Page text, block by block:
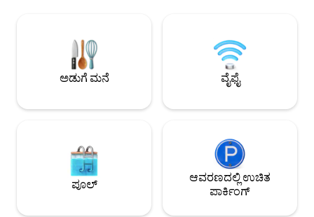
ಸಜ್ಜುಗೊಳಿಸಲಾದ ಬೆಡ್‌ರೂಮ್‌ಗಳು, ಸೋಫಾ ಬೆಡ್
ಹೊಂದಿರುವ ಲಿವಿಂಗ್ ರೂಮ್ ಮತ್ತು ಅನೇಕ ತೆರೆದ
ಲಿವಿಂಗ್ ಪ್ರದೇಶಗಳಿವೆ. ರೂಫ್ ಟೆರೇಸ್‌ನಲ್ಲಿ, ನೀವು 4–
6 ಜನರಿಗೆ ಸಾಕಾಗುವ ಊಟದ ಪ್ರದೇಶವನ್ನು
ಒದಗಿಸಲಾಗಿದೆ ಮತ್ತು
ಇತ್ತೀಚೆಗೆ ಕಾಂಡೆ
ಪೂಲ್‌ಗಳೊಂದಿಗೆ ಟಾಪ್
ಗಳಲ್ಲಿ ಹೆಸರಿಸಲಾಗಿದೆ.
ಅಡುಗೆ ಮನೆ ವೈಫೈ
ಪೂಲ್
ಆವರಣದಲ್ಲಿ ಉಚಿತ
ಪಾರ್ಕಿಂಗ್